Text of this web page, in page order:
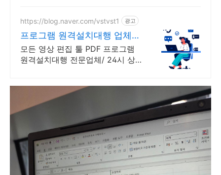
제공합니다.
https://blog.naver.com/vstvst1 광고
프로그램 원격설치대행 업체
프로그램 원격설치대행 전문
모든 영상 편집 툴 PDF 프로그램
원격설치대행 전문업체/ 24시 상
업체/ 24시 상담/ 영구AS